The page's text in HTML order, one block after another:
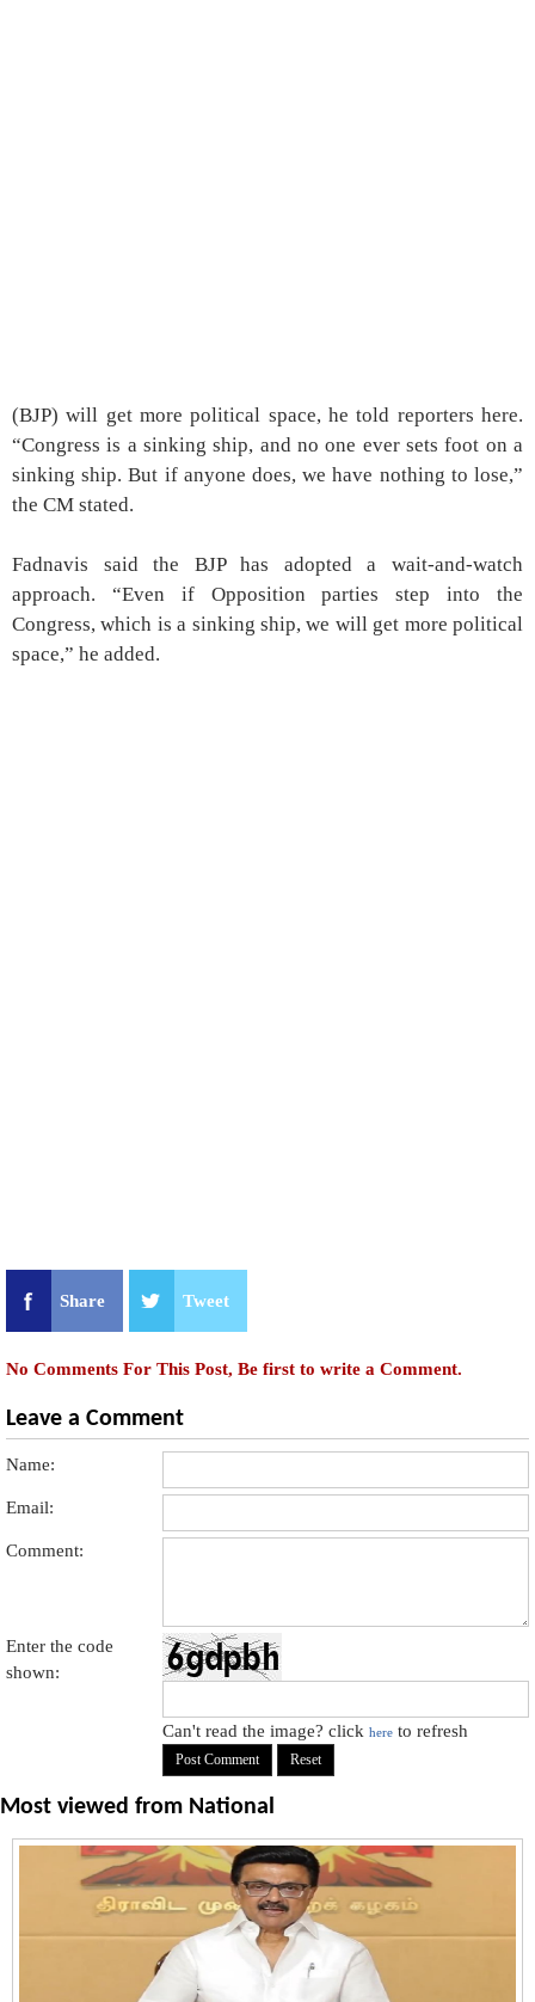
(BJP) will get more political space, he told reporters here.
“Congress is a sinking ship, and no one ever sets foot on a
sinking ship. But if anyone does, we have nothing to lose,”
the CM stated.
Fadnavis said the BJP has adopted a wait-and-watch
approach. “Even if Opposition parties step into the
Congress, which is a sinking ship, we will get more political
space,” he added.
Share Tweet
No Comments For This Post, Be first to write a Comment.
Leave a Comment
Name:
Email:
Comment:
Enter the code
shown:
Can't read the image? clickhere to refresh
Most viewed from National